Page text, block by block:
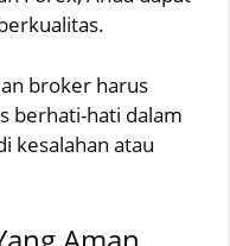
broker harus
berhati-hati dalam
kesalahan atau